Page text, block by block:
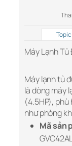
Máy Lạnh
Máy lạnh tủ
là dòng máy
(4.5HP), phù
như phòng
Mã sản